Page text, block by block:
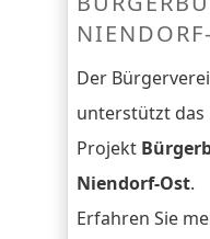
Der
unterstützt das
Projekt
Niendorf-Ost.
Erfahren Sie